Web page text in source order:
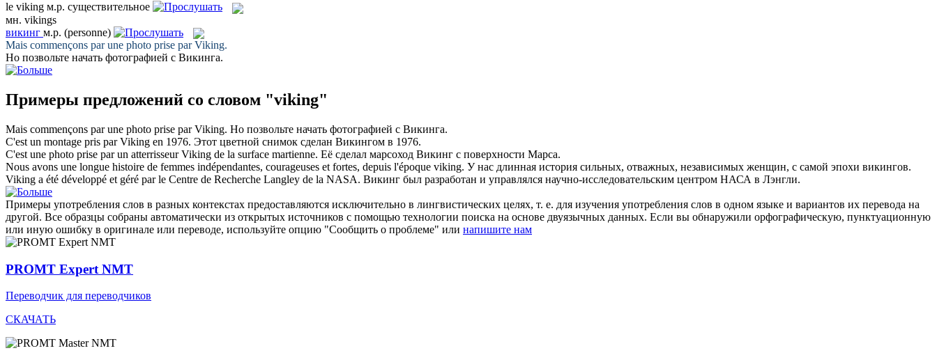
le viking м.р. существительное
мн. vikings
викинг м.р. (personne)
Mais commençons par une photo prise parViking.
Но позвольте начать фотографией с Викинга.
Примеры предложений со словом "viking"
Mais commençons par une photo prise parViking. Но позвольте начать фотографией с Викинга.
C'est un montage pris parViking en 1976. Этот цветной снимок сделан Викингом в 1976.
C'est une photo prise par un atterrisseurViking de la surface martienne. Её сделал марсоход Викинг с поверхности Марса.
Nous avons une longue histoire de femmes indépendantes, courageuses et fortes, depuis l'époque viking. У нас длинная история сильных, отважных, независимых женщин, с самой эпохи викингов.
Viking a été développé et géré par le Centre de Recherche Langley de la NASA. Викинг был разработан и управлялся научно-исследовательским центром НАСА в Лэнгли.
Примеры употребления слов в разных контекстах предоставляются исключительно в лингвистических целях, т. е. для изучения употребления слов в одном языке и вариантов их перевода на
другой. Все образцы собраны автоматически из открытых источников с помощью технологии поиска на основе двуязычных данных. Если вы обнаружили орфографическую, пунктуационную
или иную ошибку в оригинале или переводе, используйте опцию "Сообщить о проблеме" или напишите нам
PROMT Expert NMT
Переводчик для переводчиков
СКАЧАТЬ